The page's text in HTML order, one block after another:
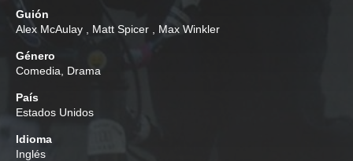
Guión
Alex McAulay
Matt Spicer Max Winkler
Género
Comedia
Drama
País
Estados Unidos
Idioma
Inglés